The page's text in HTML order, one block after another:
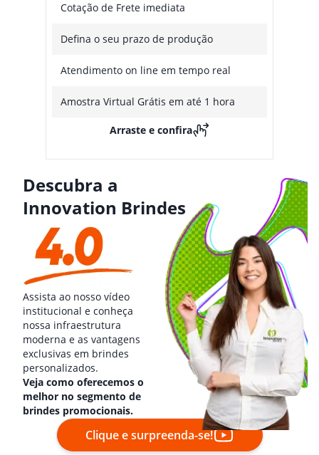
Cotação de Frete imediata
Defina o seu prazo de produção
Atendimento on line em tempo real
Amostra Virtual Grátis em até 1 hora
Arraste e confira
Descubra a
Innovation Brindes
Assista ao nosso vídeo
institucional e conheça
nossa infraestrutura
moderna e as vantagens
exclusivas em brindes
personalizados.
Veja como oferecemos o
melhor no segmento de
brindes promocionais.
Clique e surpreenda-se!